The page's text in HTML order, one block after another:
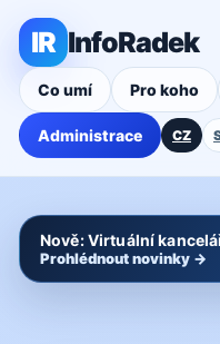
IR InfoRadek
Co umí Pro koho
Administrace CZ
Nově: Virtuální
Prohlédnout novinky →